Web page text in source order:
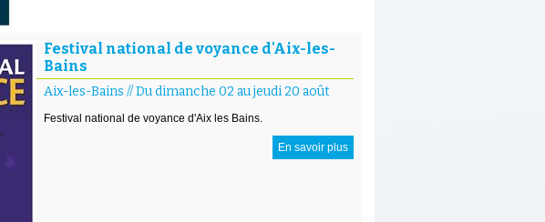
Festival national de voyance d'Aix-les-
Bains
Aix-les-Bains //Du dimanche 02 au jeudi 20 août
Festival national de voyance d'Aix les Bains.
En savoir plus